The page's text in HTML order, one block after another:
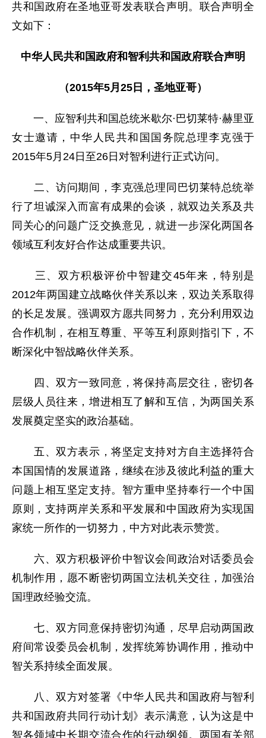
共和国政府在圣地亚哥发表联合声明。联合声明全
文如下：
中华人民共和国政府和智利共和国政府联合声明
（2015年5月25日，圣地亚哥）
一、应智利共和国总统米歇尔·巴切莱特·赫里亚
女士邀请，中华人民共和国国务院总理李克强于
2015年5月24日至26日对智利进行正式访问。
二、访问期间，李克强总理同巴切莱特总统举
行了坦诚深入而富有成果的会谈，就双边关系及共
同关心的问题广泛交换意见，就进一步深化两国各
领域互利友好合作达成重要共识。
三、双方积极评价中智建交45年来，特别是
2012年两国建立战略伙伴关系以来，双边关系取得
的长足发展。强调双方愿共同努力，充分利用双边
合作机制，在相互尊重、平等互利原则指引下，不
断深化中智战略伙伴关系。
四、双方一致同意，将保持高层交往，密切各
层级人员往来，增进相互了解和互信，为两国关系
发展奠定坚实的政治基础。
五、双方表示，将坚定支持对方自主选择符合
本国国情的发展道路，继续在涉及彼此利益的重大
问题上相互坚定支持。智方重申坚持奉行一个中国
原则，支持两岸关系和平发展和中国政府为实现国
家统一所作的一切努力，中方对此表示赞赏。
六、双方积极评价中智议会间政治对话委员会
机制作用，愿不断密切两国立法机关交往，加强治
国理政经验交流。
七、双方同意保持密切沟通，尽早启动两国政
府间常设委员会机制，发挥统筹协调作用，推动中
智关系持续全面发展。
八、双方对签署《中华人民共和国政府与智利
共和国政府共同行动计划》表示满意，认为这是中
智各领域中长期交流合作的行动纲领。两国有关部